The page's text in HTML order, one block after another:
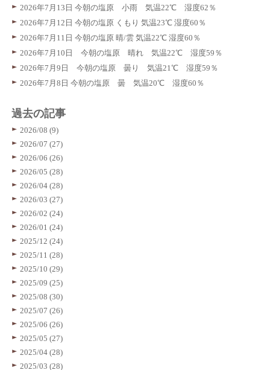
2026年7月13日 今朝の塩原 小雨 気温22℃ 湿度62％
2026年7月12日 今朝の塩原 くもり 気温23℃ 湿度60％
2026年7月11日 今朝の塩原 晴/雲 気温22℃ 湿度60％
2026年7月10日 今朝の塩原 晴れ 気温22℃ 湿度59％
2026年7月9日 今朝の塩原 曇り 気温21℃ 湿度59％
2026年7月8日 今朝の塩原 曇 気温20℃ 湿度60％
過去の記事
2026/08 (9)
2026/07 (27)
2026/06 (26)
2026/05 (28)
2026/04 (28)
2026/03 (27)
2026/02 (24)
2026/01 (24)
2025/12 (24)
2025/11 (28)
2025/10 (29)
2025/09 (25)
2025/08 (30)
2025/07 (26)
2025/06 (26)
2025/05 (27)
2025/04 (28)
2025/03 (28)